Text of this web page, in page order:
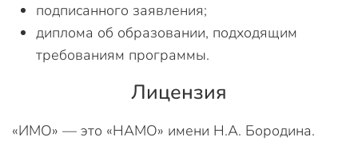
подписанного заявления;
диплома об образовании, подходящим
требованиям программы.
Лицензия
«ИМО» — это «НАМО» имени Н.А. Бородина.